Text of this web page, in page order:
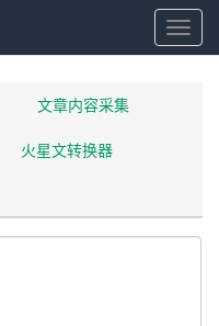
极
文章内容采集
火星文转换器